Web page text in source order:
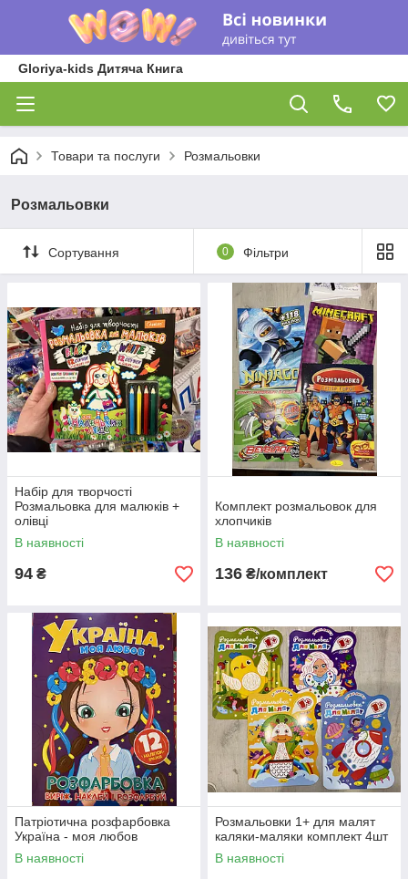
Gloriya-kids Дитяча Книга
Товари та послуги Розмальовки
Розмальовки
Сортування 0 Фільтри
Набір для творчості
Розмальовка для малюків +
олівці
В наявності
94 ₴
Комплект розмальовок для
хлопчиків
В наявності
136 ₴/комплект
Патріотична розфарбовка
Україна - моя любов
В наявності
Розмальовки 1+ для малят
каляки-маляки комплект 4шт
В наявності